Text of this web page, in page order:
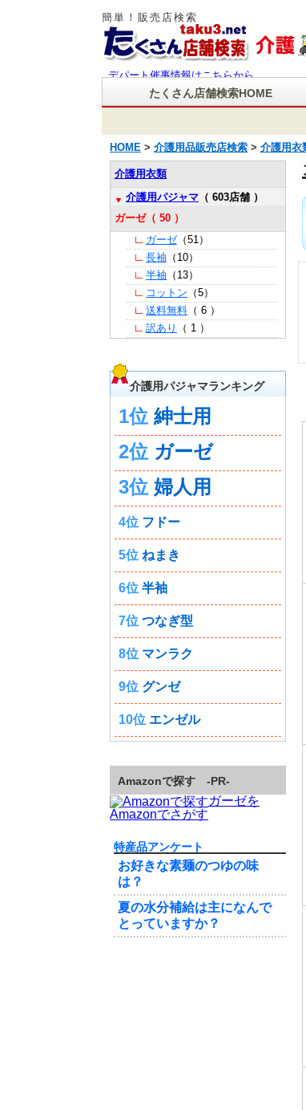
簡単！販売店検索
たくさん店舗検索HOME
HOME 介護用品販売店検索 介護用衣
介護用衣類
介護用パジャマ （ 603店舗 ）
ガーゼ（ 50 ）
ガーゼ（51）
長袖 （10）
半袖 （13）
コットン （5）
送料無料 （ 6 ）
訳あり
（ 1 ）
介護用パジャマランキング
1位 紳士用
2位 ガーゼ
3位 婦人用
4位 フドー
5位 ねまき
6位 半袖
7位 つなぎ型
8位 マンラク
9位 グンゼ
10位 エンゼル
Amazonで探す -PR-
ガーゼを
Amazonでさがす
特産品アンケート
お好きな素麺のつゆの味
は？
夏の水分補給は主になんで
とっていますか？